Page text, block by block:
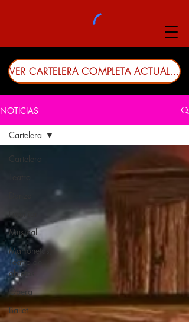
VER CARTELERA COMPLETA ACTUALIZADA
NOTICIAS
Cartelera
Familiar
Musical
Marionetas,
Teatro de
objetos
Ópera
Ballet
Cartelera